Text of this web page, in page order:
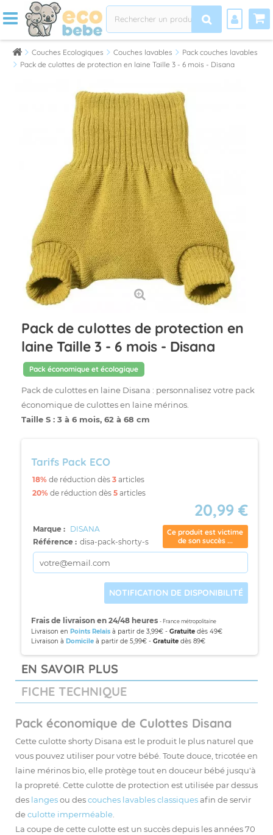
Couches Ecologiques Couches lavables
Pack couches lavables
Pack de culottes de protection en laine Taille 3 - 6 mois - Disana
Pack de culottes de protection en
laine Taille 3 - 6 mois - Disana
Pack économique et écologique
Pack de culottes en laine Disana : personnalisez votre pack
économique de culottes en laine mérinos.
Taille S : 3 à 6 mois, 62 à 68 cm
Tarifs Pack ECO
18%de réduction dès 3articles
20%de réduction dès 5articles
20,99 €
Marque : DISANA
Référence : disa-pack-shorty-s
Ce produit est victime
de son succès ...
NOTIFICATION DE DISPONIBILITÉ
Frais de livraison en 24/48 heures - France métropolitaine
Livraison en Points Relaisà partir de 3,99€ - Gratuitedès 49€
Livraison à Domicileà partir de 5,99€ - Gratuitedès 89€
EN SAVOIR PLUS
FICHE TECHNIQUE
Pack économique de Culottes Disana
Cette culotte shorty Disana est le produit le plus naturel que
vous pouvez utiliser pour votre bébé. Toute douce, tricotée en
laine mérinos bio, elle protège tout en douceur bébé jusqu'à
la propreté. Cetteculotte de protection est utilisée par dessus
des langesou descouches lavables classiquesafin de servir
deculotte imperméable
La coupe de cette culotte est un succès depuis les années 70